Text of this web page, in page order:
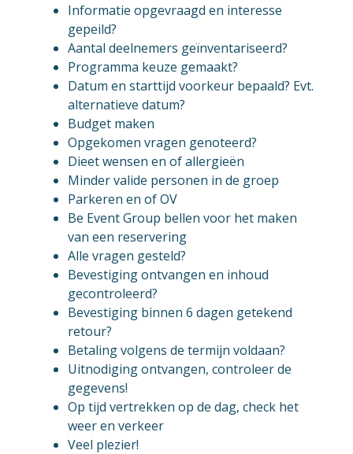
Informatie opgevraagd en interesse
gepeild?
Aantal deelnemers geïnventariseerd?
Programma keuze gemaakt?
Datum en starttijd voorkeur bepaald? Evt.
alternatieve datum?
Budget maken
Opgekomen vragen genoteerd?
Dieet wensen en of allergieën
Minder valide personen in de groep
Parkeren en of OV
Be Event Group bellen voor het maken
van een reservering
Alle vragen gesteld?
Bevestiging ontvangen en inhoud
gecontroleerd?
Bevestiging binnen 6 dagen getekend
retour?
Betaling volgens de termijn voldaan?
Uitnodiging ontvangen, controleer de
gegevens!
Op tijd vertrekken op de dag, check het
weer en verkeer
Veel plezier!